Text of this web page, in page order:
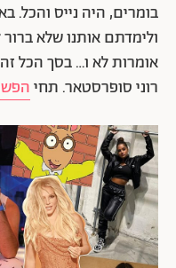
בומרים, היה נייס
ולימדתם אותנו שלא
אומרות לא ו… בסך הכל
רוני סופרסטאר. תחי